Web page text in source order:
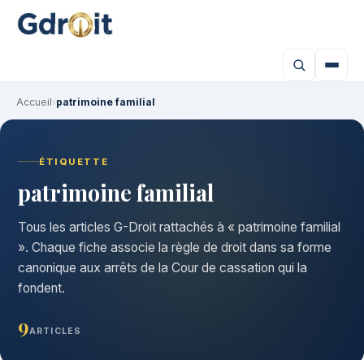
Accueil›patrimoine familial
ÉTIQUETTE
patrimoine familial
Tous les articles G-Droit rattachés à « patrimoine familial
». Chaque fiche associe la règle de droit dans sa forme
canonique aux arrêts de la Cour de cassation qui la
fondent.
9ARTICLES